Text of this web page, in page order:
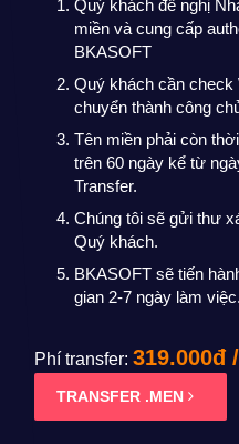
Quý khách đề nghị
miền và cung cấp
BKASOFT
Quý khách cần check
chuyển thành công
Tên miền phải còn
trên 60 ngày kể từ
Transfer.
Chúng tôi sẽ gửi thư
Quý khách.
BKASOFT sẽ tiến
gian 2-7 ngày làm việc.
Phí transfer: 319.000đ
TRANSFER .MEN